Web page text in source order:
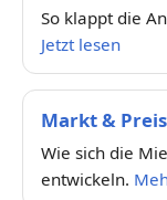
So klappt die
Jetzt lesen
Markt &
Wie sich die
entwickeln.